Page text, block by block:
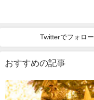
Twitterでフォロ
おすすめの記事